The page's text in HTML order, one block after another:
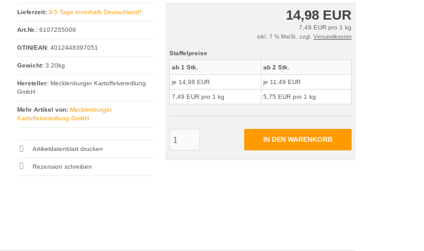
14,98 EUR
7,49 EUR pro 1 kg
inkl. 7 % MwSt. zzgl. Versandkosten
Staffelpreise
ab 1 Stk.
je 14,98 EUR
7,49 EUR pro 1 kg
ab 2 Stk.
je 11,49 EUR
5,75 EUR pro 1 kg
IN DEN WARENKORB
Lieferzeit: 3-5 Tage innerhalb Deutschland*
Art.Nr.: 6107255006
GTIN/EAN: 4012448397051
Gewicht:3.20kg
Hersteller: Mecklenburger Kartoffelveredlung
GmbH
Mehr Artikel von: Mecklenburger
Kartoffelveredlung GmbH
Artikeldatenblatt drucken
Rezension schreiben